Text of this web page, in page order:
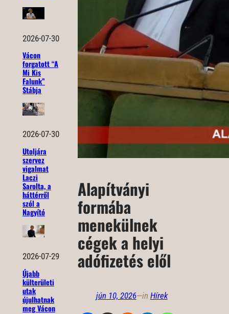
2026-07-30
Vácon
forgatott “A
Mi Kis
Falunk”
Stábja
2026-07-30
Utoljára
szervez
vigalmat
Laczi
Sarolta, a
háttérről
szól a
Nagyító
2026-07-29
Újabb
külterületi
utak
újulhatnak
meg Vácon
Alapítványi
formába
menekülnek
cégek a helyi
adófizetés elől
jún 10, 2026—in Hírek